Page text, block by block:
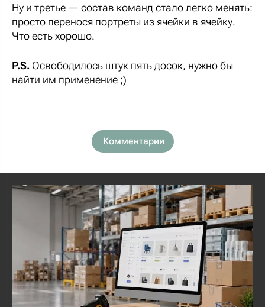
Ну и третье — состав команд стало легко менять:
просто перенося портреты из ячейки в ячейку.
Что есть хорошо.
P.S. Освободилось штук пять досок, нужно бы
найти им применение ;)
Комментарии